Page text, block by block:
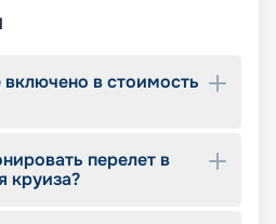
в стоимость
перелет в
круиза?